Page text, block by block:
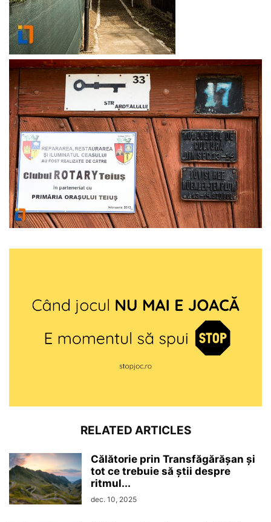
RELATED ARTICLES
Călătorie prin Transfăgărășan și
tot ce trebuie să știi despre
ritmul...
dec. 10, 2025